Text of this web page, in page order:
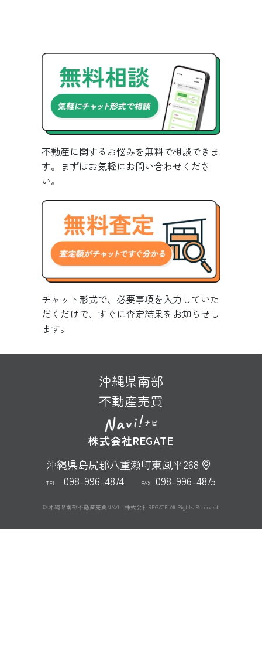
不動産に関するお悩みを無料で相談できま
す。まずはお気軽にお問い合わせくださ
い。
チャット形式で、必要事項を入力していた
だくだけで、すぐに査定結果をお知らせし
ます。
沖縄県南部
不動産売買
株式会社REGATE
沖縄県島尻郡八重瀬町東風平268
TEL 098-996-4874 FAX 098-996-4875
© 沖縄県南部不動産売買NAVI | 株式会社REGATE All Rights Reserved.